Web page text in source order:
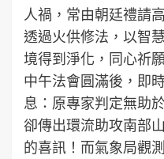
人禍，常由朝廷禮請
透過火供修法，以智
境得到淨化，同心祈
中午法會圓滿後，即
息：原專家判定無助
卻傳出環流助攻南部
的喜訊！而氣象局觀